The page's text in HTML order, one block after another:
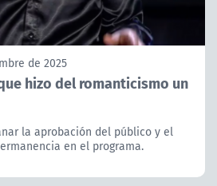
de 2025
hizo del romanticismo un
la aprobación del público y el
en el programa.